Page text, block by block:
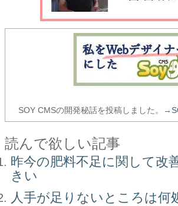
SOY CMSの開発秘話を投稿しました。→
読んで欲しい記事
昨今の肥料不足に関して改
きい
人手が足りないところは何